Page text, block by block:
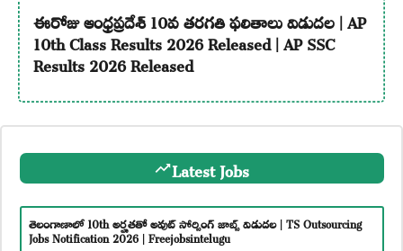
ఈరోజు ఆంధ్రప్రదేశ్ 10వ తరగతి ఫలితాలు విడుదల | AP
10th Class Results 2026 Released | AP SSC
Results 2026 Released
Latest Jobs
తెలంగాణాలో 10th అర్హతతో అవుట్ సోర్సింగ్ జాబ్స్ విడుదల | TS Outsourcing
Jobs Notification 2026 | Freejobsintelugu